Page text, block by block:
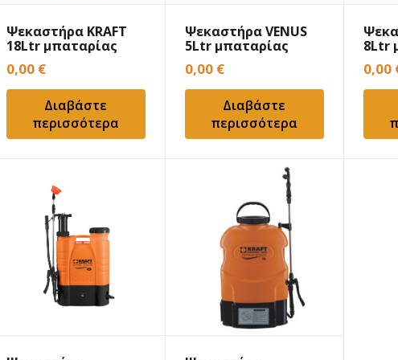
Ψεκαστήρα KRAFT
18Ltr μπαταρίας
0,00 €
Διαβάστε
περισσότερα
Ψεκαστήρα VENUS
5Ltr μπαταρίας
0,00 €
Διαβάστε
περισσότερα
8Ltr
0,00